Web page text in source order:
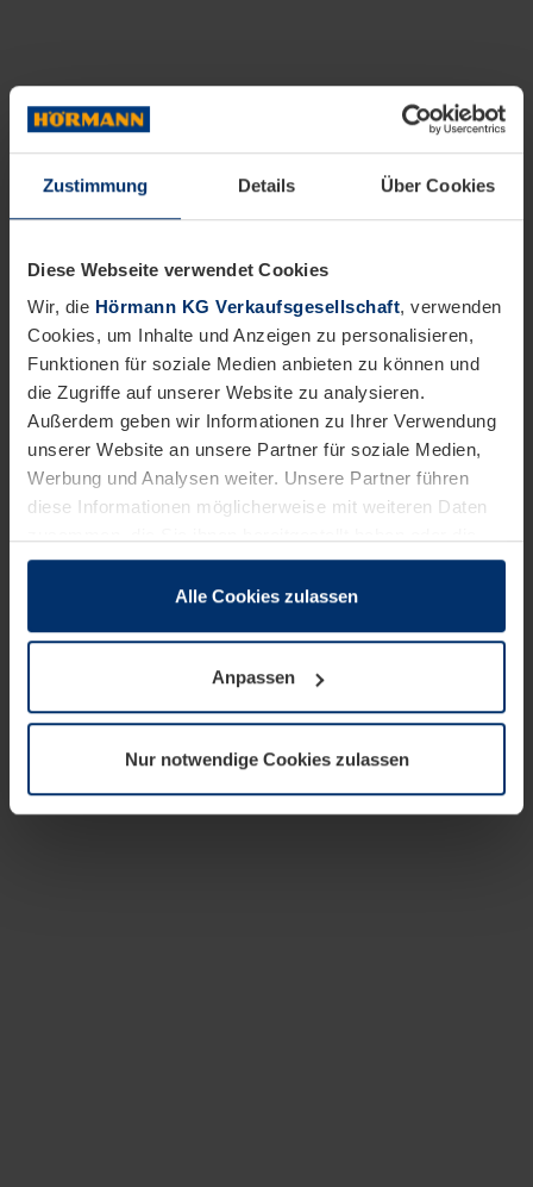
Zustimmung Details Über Cookies
Diese Webseite verwendet Cookies
Wir, die Hörmann KG Verkaufsgesellschaft, verwenden
Cookies, um Inhalte und Anzeigen zu personalisieren,
Funktionen für soziale Medien anbieten zu können und
die Zugriffe auf unserer Website zu analysieren.
Außerdem geben wir Informationen zu Ihrer Verwendung
unserer Website an unsere Partner für soziale Medien,
Werbung und Analysen weiter. Unsere Partner führen
diese Informationen möglicherweise mit weiteren Daten
sie im Rahmen Ihrer Nutzung der Dienste gesammelt
wenn diese für den Betrieb dieser Seite unbedingt
notwendig sind. Für alle anderen Cookie-Typen benötigen
wir Ihre Erlaubnis. Ihre Einwilligung können Sie jederzeit
Datenschutzerklärungunserer Website ändern oder
widerrufen.
Alle Cookies zulassen
Anpassen
Nur notwendige Cookies zulassen